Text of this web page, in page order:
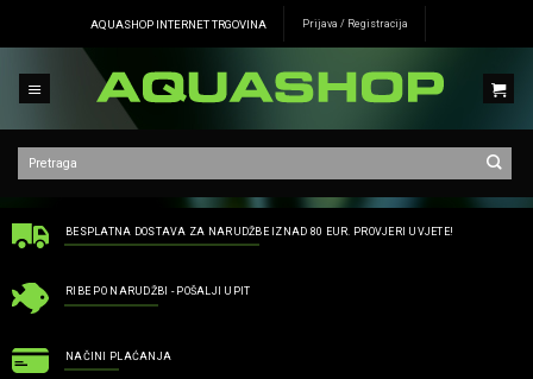
AQUASHOP INTERNET TRGOVINA Prijava / Registracija
BESPLATNA DOSTAVA ZA NARUDŽBE IZNAD 80 EUR. PROVJERI UVJETE!
RIBE PO NARUDŽBI - POŠALJI UPIT
NAČINI PLAĆANJA